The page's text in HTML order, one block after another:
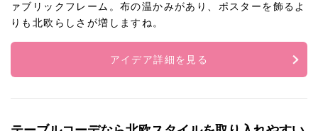
ァブリックフレーム。布の温かみがあり、ポスターを飾るよ
りも北欧らしさが増しますね。
アイデア詳細を見る